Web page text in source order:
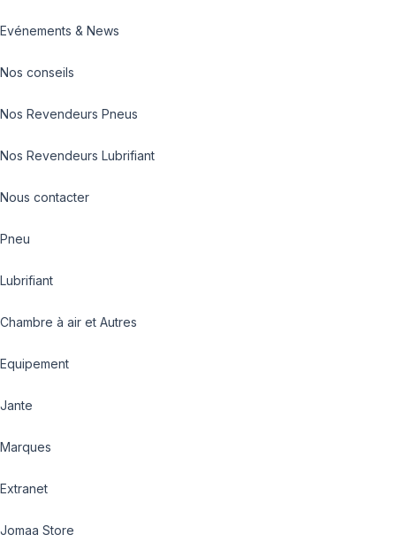
Evénements & News
Nos conseils
Nos Revendeurs Pneus
Nos Revendeurs Lubrifiant
Nous contacter
Pneu
Lubrifiant
Chambre à air et Autres
Equipement
Jante
Marques
Extranet
Jomaa Store